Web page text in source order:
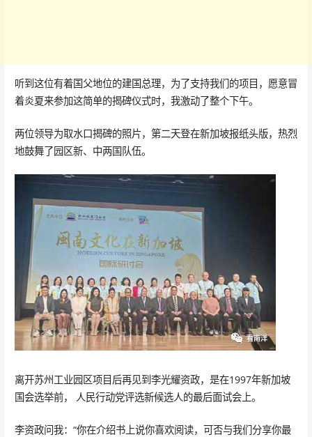
听到这位有着国父地位的建国总理，为了支持我们的项目，愿意冒
着炎夏来参加这简单的揭碑仪式时，我激动了整个下午。
两位领导为取水口揭碑的照片，第二天登在新加坡报纸头版，热烈
地鼓舞了园区新、中两国队伍。
离开苏州工业园区项目后再见到李光耀资政，是在1997年新加坡
国会选举前， 人民行动党评选新候选人的最后面试会上。
李资政问我：“你在介绍书上说你喜欢阅读，可否与我们分享你最